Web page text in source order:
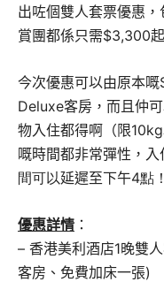
出咗個雙人套票優惠
賞團都係只需$3,300起
今次優惠可以由原本嘅
Deluxe客房，而且仲
物入住都得啊（限
嘅時間都非常彈性，入
間可以延遲至下午4點！
優惠詳情 ：
– 香港美利酒店1晚雙
客房、免費加床一張)